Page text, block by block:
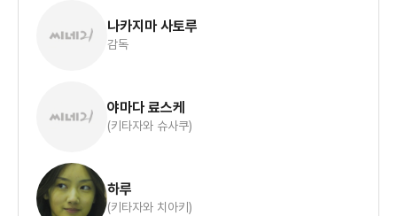
나카지마 사토루
감독
야마다 료스케
(키타자와 슈사쿠)
하루
(키타자와 치아키)